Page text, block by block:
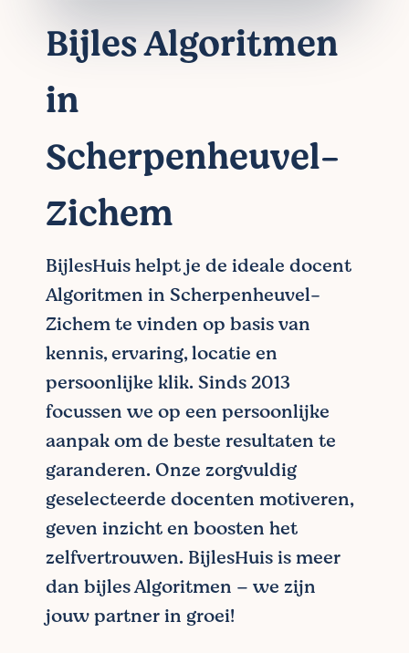
Bijles Algoritmen
in
Scherpenheuvel-
Zichem
BijlesHuis helpt je de ideale docent
Algoritmen in Scherpenheuvel-
Zichem te vinden op basis van
kennis, ervaring, locatie en
persoonlijke klik. Sinds 2013
focussen we op een persoonlijke
aanpak om de beste resultaten te
garanderen. Onze zorgvuldig
geselecteerde docenten motiveren,
geven inzicht en boosten het
zelfvertrouwen. BijlesHuis is meer
dan bijles Algoritmen – we zijn
jouw partner in groei!